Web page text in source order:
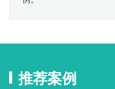
推荐案例